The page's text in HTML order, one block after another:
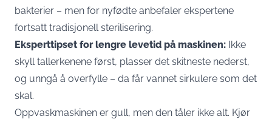
bakterier – men for nyfødte anbefaler ekspertene
fortsatt tradisjonell sterilisering.
Eksperttipset for lengre levetid på maskinen: Ikke
skyll tallerkenene først, plasser det skitneste nederst,
og unngå å overfylle – da får vannet sirkulere som det
skal.
Oppvaskmaskinen er gull, men den tåler ikke alt. Kjør